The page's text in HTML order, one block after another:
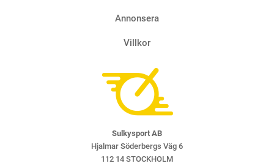
Annonsera
Villkor
Sulkysport AB
Hjalmar Söderbergs Väg 6
112 14 STOCKHOLM